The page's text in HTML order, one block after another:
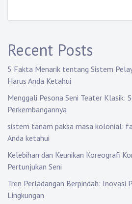
Recent Posts
5 Fakta Menarik tentang Sistem
Harus Anda Ketahui
Menggali Pesona Seni Teater Klasik:
Perkembangannya
sistem tanam paksa masa kolonial:
Anda ketahui
Kelebihan dan Keunikan Koreografi
Pertunjukan Seni
Tren Perladangan Berpindah: Inovasi
Lingkungan